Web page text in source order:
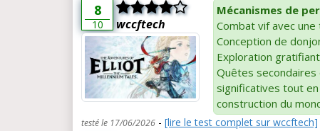
8
10 wccftech
Mécanismes de
Combat vif avec
Conception de
Exploration
Quêtes
significatives tout
construction du
testé le 17/06/2026 - [lire le test complet sur wccftech]